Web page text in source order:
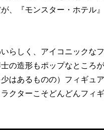
、『モンスター・ホテル
らしく、アイコニックな
の造形もポップなところ
はあるものの）フィギュ
クターこそどんどんフィ